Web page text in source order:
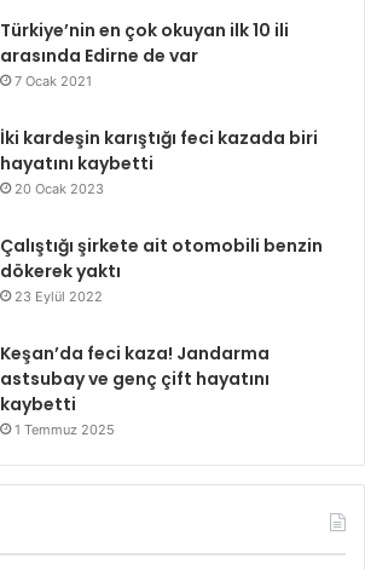
Türkiye’nin en çok okuyan ilk 10 ili
arasında Edirne de var
7 Ocak 2021
İki kardeşin karıştığı feci kazada biri
hayatını kaybetti
20 Ocak 2023
Çalıştığı şirkete ait otomobili benzin
dökerek yaktı
23 Eylül 2022
Keşan’da feci kaza! Jandarma
astsubay ve genç çift hayatını
kaybetti
1 Temmuz 2025